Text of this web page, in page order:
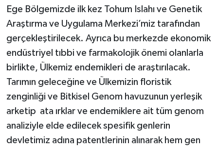
Ege Bölgemizde ilk kez Tohum Islahı ve Genetik
Araştırma ve Uygulama Merkezi’miz tarafından
gerçekleştirilecek. Ayrıca bu merkezde ekonomik
endüstriyel tıbbi ve farmakolojik önemi olanlarla
birlikte, Ülkemiz endemikleri de araştırılacak.
Tarımın geleceğine ve Ülkemizin floristik
zenginliği ve Bitkisel Genom havuzunun yerleşik
arketip ata ırklar ve endemiklere ait tüm genom
analiziyle elde edilecek spesifik genlerin
devletimiz adına patentlerinin alınarak hem gen